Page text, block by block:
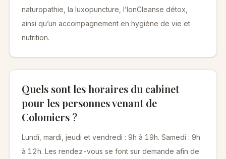
naturopathie, la luxopuncture, l’IonCleanse détox,
ainsi qu’un accompagnement en hygiène de vie et
nutrition.
Quels sont les horaires du cabinet
pour les personnes venant de
Colomiers ?
Lundi, mardi, jeudi et vendredi : 9h à 19h. Samedi : 9h
à 12h. Les rendez-vous se font sur demande afin de